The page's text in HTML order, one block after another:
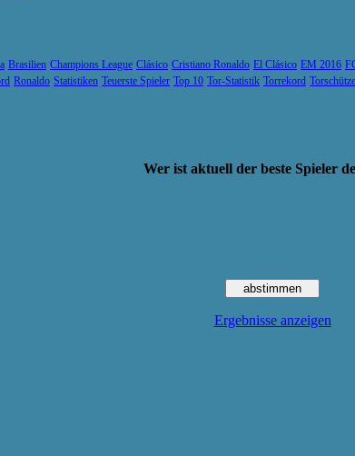
Brasilien Champions League Clásico Cristiano Ronaldo El Clásico EM 2016
Ronaldo Statistiken Teuerste Spieler Top 10 Tor-Statistik Torrekord
Wer ist aktuell der beste Spieler
Ergebnisse anzeigen